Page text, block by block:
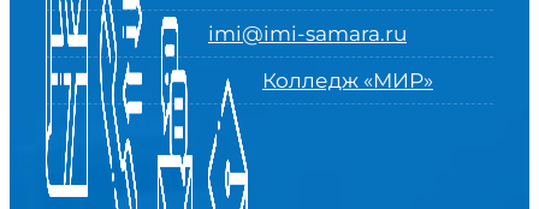
imi@imi-samara.ru
Колледж «МИР»